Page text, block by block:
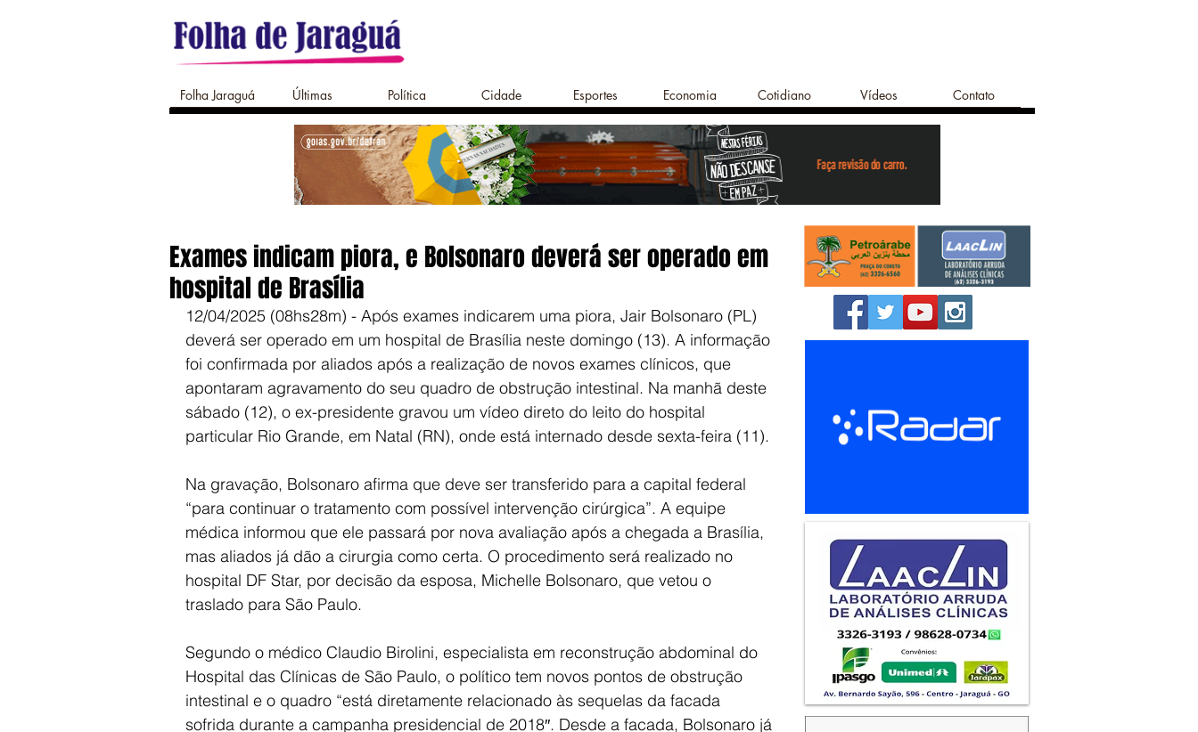
Folha Jaraguá Últimas Política Cidade Esportes Economia Cotidiano Vídeos Contato
Exames indicam piora, e Bolsonaro deverá ser operado em
hospital de Brasília
12/04/2025 (08hs28m) - Após exames indicarem uma piora, Jair Bolsonaro (PL)
deverá ser operado em um hospital de Brasília neste domingo (13). A informação
foi confirmada por aliados após a realização de novos exames clínicos, que
apontaram agravamento do seu quadro de obstrução intestinal. Na manhã deste
sábado (12), o ex-presidente gravou um vídeo direto do leito do hospital
particular Rio Grande, em Natal (RN), onde está internado desde sexta-feira (11).
Na gravação, Bolsonaro afirma que deve ser transferido para a capital federal
“para continuar o tratamento com possível intervenção cirúrgica”. A equipe
médica informou que ele passará por nova avaliação após a chegada a Brasília,
mas aliados já dão a cirurgia como certa. O procedimento será realizado no
hospital DF Star, por decisão da esposa, Michelle Bolsonaro, que vetou o
traslado para São Paulo.
Segundo o médico Claudio Birolini, especialista em reconstrução abdominal do
Hospital das Clínicas de São Paulo, o político tem novos pontos de obstrução
intestinal e o quadro “está diretamente relacionado às sequelas da facada
sofrida durante a campanha presidencial de 2018″. Desde a facada, Bolsonaro já